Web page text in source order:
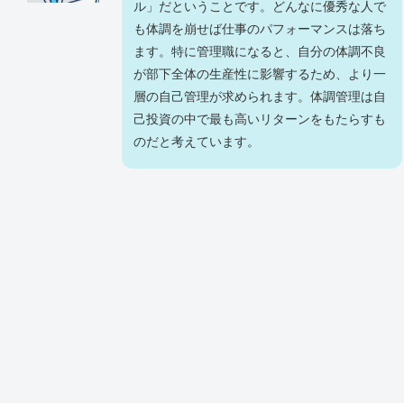
ル」だということです。どんなに優秀な人で
も体調を崩せば仕事のパフォーマンスは落ち
ます。特に管理職になると、自分の体調不良
が部下全体の生産性に影響するため、より一
層の自己管理が求められます。体調管理は自
己投資の中で最も高いリターンをもたらすも
のだと考えています。